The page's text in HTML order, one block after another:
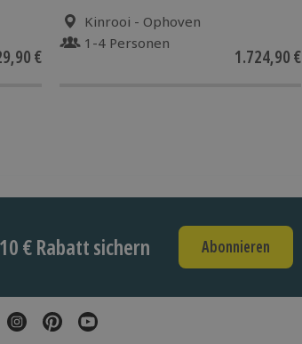
€
Kinrooi - Ophoven
1-4 Personen
1.724,90 €
€ Rabatt sichern Abonnieren